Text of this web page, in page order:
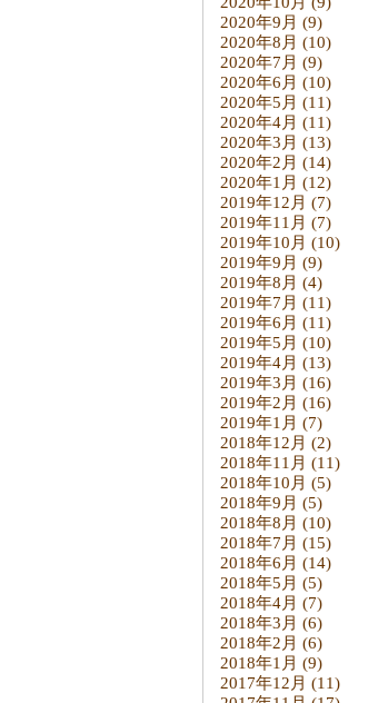
2020年9月 (9)
2020年8月 (10)
2020年7月 (9)
2020年6月 (10)
2020年5月 (11)
2020年4月 (11)
2020年3月 (13)
2020年2月 (14)
2020年1月 (12)
2019年12月 (7)
2019年11月 (7)
2019年10月 (10)
2019年9月 (9)
2019年8月 (4)
2019年7月 (11)
2019年6月 (11)
2019年5月 (10)
2019年4月 (13)
2019年3月 (16)
2019年2月 (16)
2019年1月 (7)
2018年12月 (2)
2018年11月 (11)
2018年10月 (5)
2018年9月 (5)
2018年8月 (10)
2018年7月 (15)
2018年6月 (14)
2018年5月 (5)
2018年4月 (7)
2018年3月 (6)
2018年2月 (6)
2018年1月 (9)
2017年12月 (11)